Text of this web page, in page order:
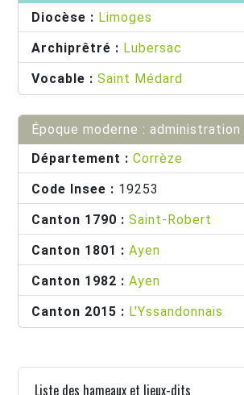
Diocèse : Limoges
Archiprêtré : Lubersac
Vocable : Saint Médard
Époque moderne : administration
Département : Corrèze
Code Insee : 19253
Canton 1790 : Saint-Robert
Canton 1801 : Ayen
Canton 1982 : Ayen
Canton 2015 : L'Yssandonnais
Liste des hameaux et lieux-dits